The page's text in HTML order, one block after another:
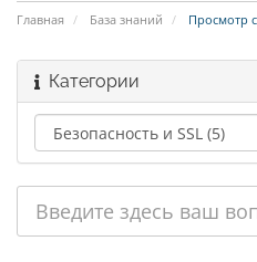
Главная База знаний Просмотр
Категории